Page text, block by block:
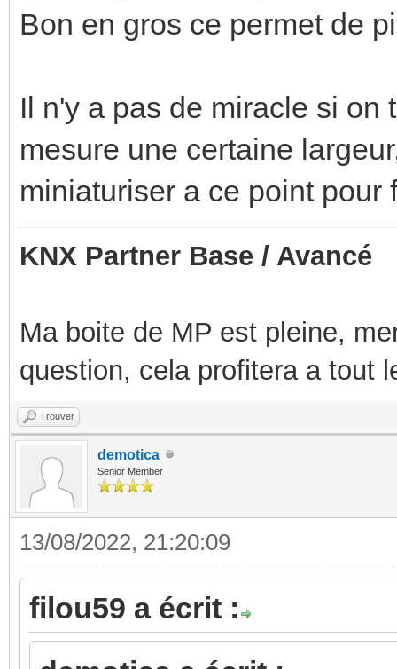
Bon en gros ce permet de
Il n'y a pas de miracle si on
mesure une certaine
miniaturiser a ce point
KNX Partner Base / Avancé
Ma boite de MP est pleine,
question, cela profitera a tout
Trouver
demotica
Senior Member
13/08/2022, 21:20:09
filou59 a écrit :